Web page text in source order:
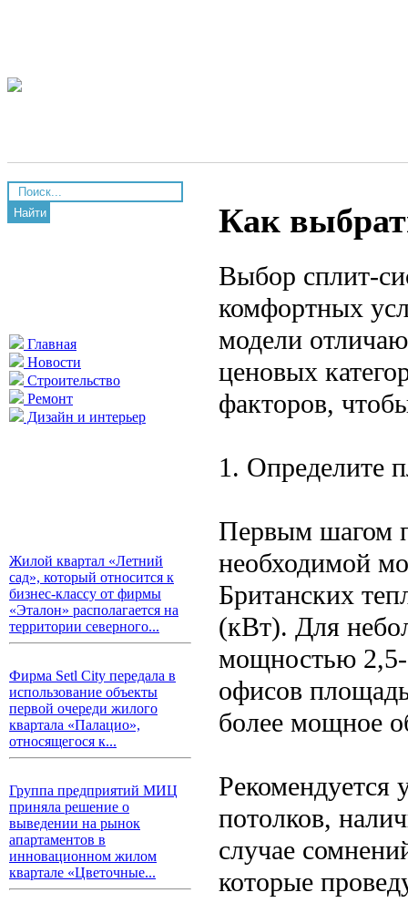
Найти
Главная
Новости
Строительство
Ремонт
Дизайн и интерьер
Жилой квартал «Летний
сад», который относится к
бизнес-классу от фирмы
«Эталон» располагается на
территории северного...
Фирма Setl City передала в
использование объекты
первой очереди жилого
квартала «Палацио»,
относящегося к...
Группа предприятий МИЦ
приняла решение о
выведении на рынок
апартаментов в
инновационном жилом
квартале «Цветочные...
Как
Выбор сплит-
комфортных
модели
ценовых
факторов,
1. Определите
Первым шагом
необходимой
Британских
(кВт). Для
мощностью
офисов
более мощное
Рекомендуется
потолков,
случае
которые